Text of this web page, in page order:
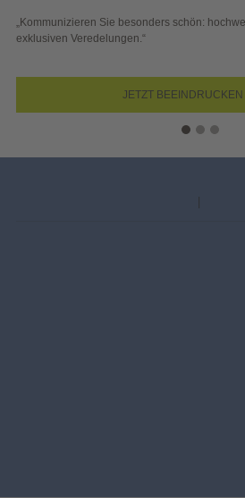
Sie besonders schön: hochwertige
Veredelungen.“
JETZT BEEINDRUCKEN